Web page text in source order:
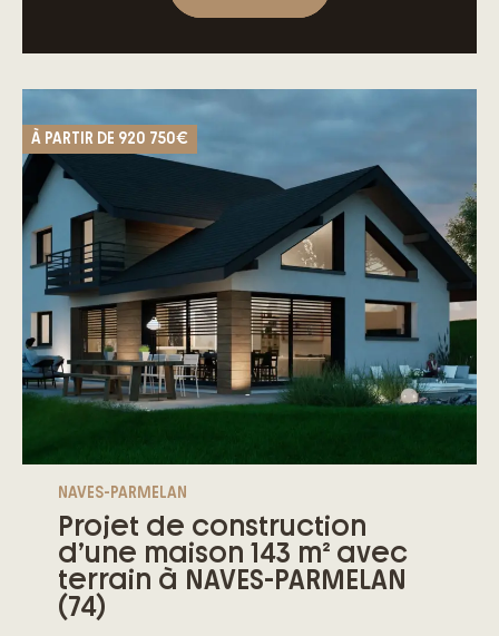
À PARTIR DE 920 750€
NAVES-PARMELAN
Projet de construction
d’une maison 143 m² avec
terrain à NAVES-PARMELAN
(74)